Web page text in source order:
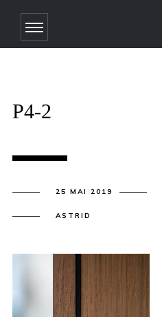
P4-2
25 MAI 2019
ASTRID